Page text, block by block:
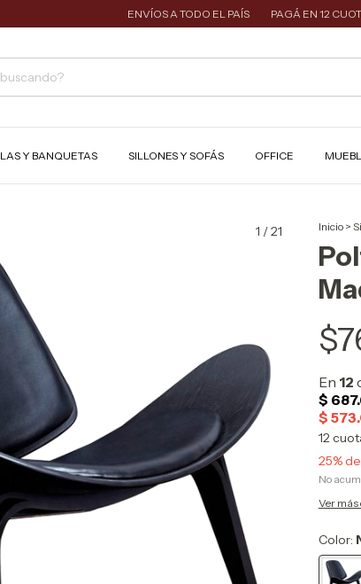
ENVÍOS A TODO EL PAÍS PAGÁ EN 12 CUOTAS
Y BANQUETAS SILLONES Y SOFÁS OFFICE
1 /21 Inicio >
12
25%
No
Ver más
Color: